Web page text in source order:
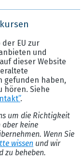
EU zur
und
dieser Website
gefunden haben,
hören. Siehe
.
um die Richtigkeit
keine
Wenn Sie
wissen und wir
zu beheben.